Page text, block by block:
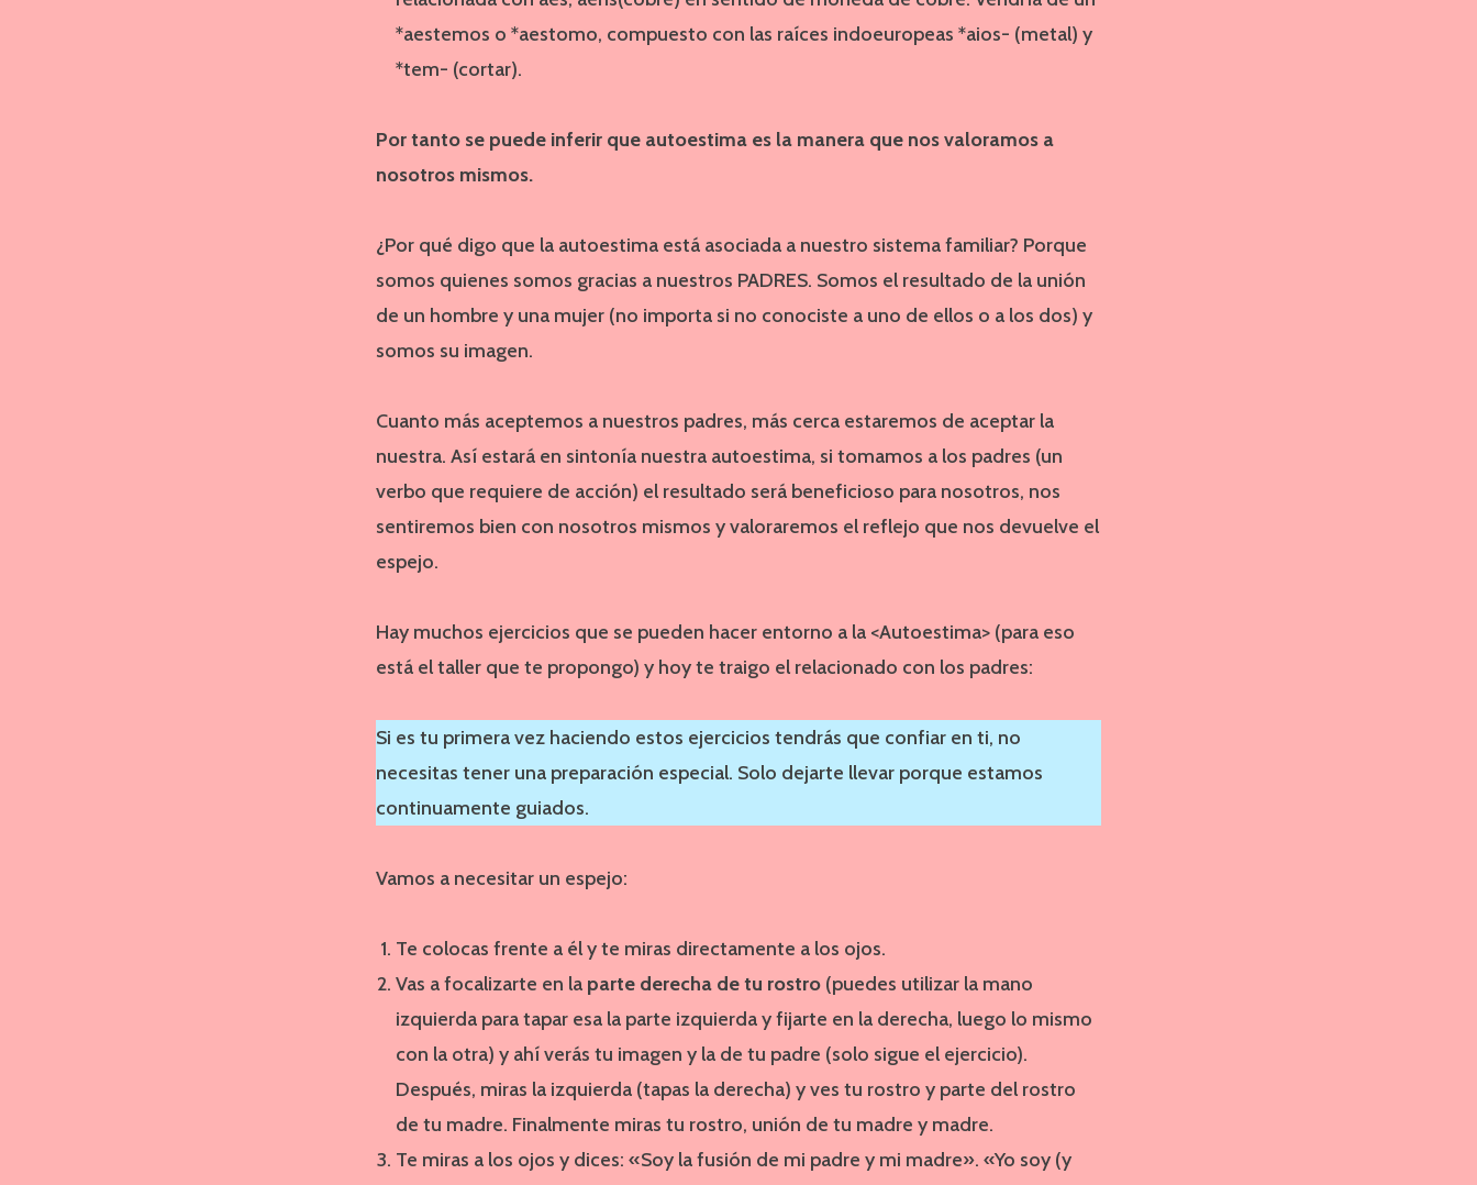
*aestemos o *aestomo, compuesto con las raíces indoeuropeas *aios- (metal) y
*tem- (cortar).
Por tanto se puede inferir que autoestima es la manera que nos valoramos a
nosotros mismos.
¿Por qué digo que la autoestima está asociada a nuestro sistema familiar? Porque
somos quienes somos gracias a nuestros PADRES. Somos el resultado de la unión
de un hombre y una mujer (no importa si no conociste a uno de ellos o a los dos) y
somos su imagen.
Cuanto más aceptemos a nuestros padres, más cerca estaremos de aceptar la
nuestra. Así estará en sintonía nuestra autoestima, si tomamos a los padres (un
verbo que requiere de acción) el resultado será beneficioso para nosotros, nos
sentiremos bien con nosotros mismos y valoraremos el reflejo que nos devuelve el
espejo.
Hay muchos ejercicios que se pueden hacer entorno a la <Autoestima> (para eso
está el taller que te propongo) y hoy te traigo el relacionado con los padres:
Si es tu primera vez haciendo estos ejercicios tendrás que confiar en ti, no
necesitas tener una preparación especial. Solo dejarte llevar porque estamos
continuamente guiados.
Vamos a necesitar un espejo:
Te colocas frente a él y te miras directamente a los ojos.
Vas a focalizarte en la parte derecha de tu rostro (puedes utilizar la mano
izquierda para tapar esa la parte izquierda y fijarte en la derecha, luego lo mismo
con la otra) y ahí verás tu imagen y la de tu padre (solo sigue el ejercicio).
Después, miras la izquierda (tapas la derecha) y ves tu rostro y parte del rostro
de tu madre. Finalmente miras tu rostro, unión de tu madre y madre.
Te miras a los ojos y dices: «Soy la fusión de mi padre y mi madre». «Yo soy (y